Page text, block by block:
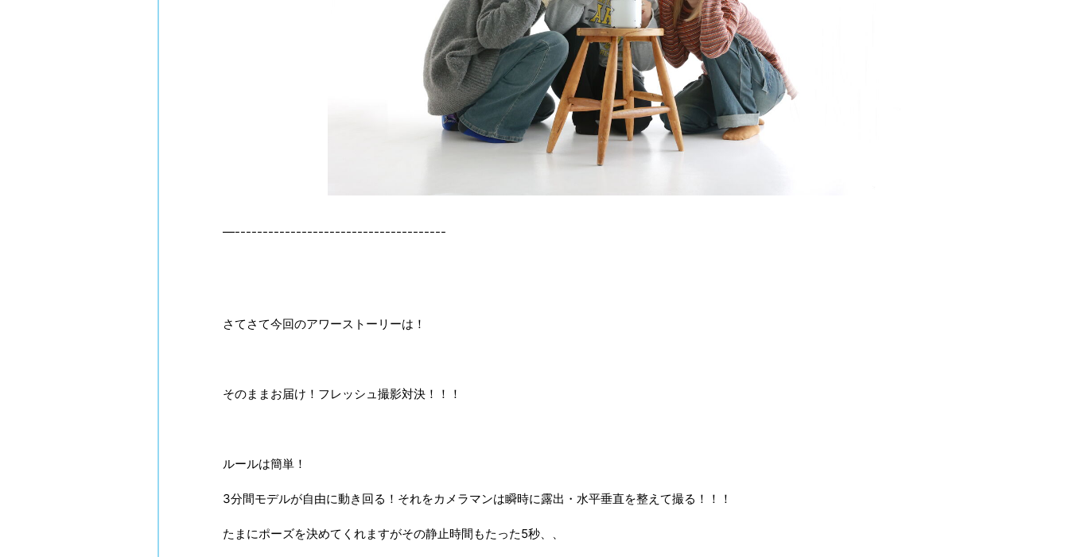
—--------------------------------------
さてさて今回のアワーストーリーは！
そのままお届け！フレッシュ撮影対決！！！
ルールは簡単！
3分間モデルが自由に動き回る！それをカメラマンは瞬時に露出・水平垂直を整えて撮る！！！
たまにポーズを決めてくれますがその静止時間もたった5秒、、